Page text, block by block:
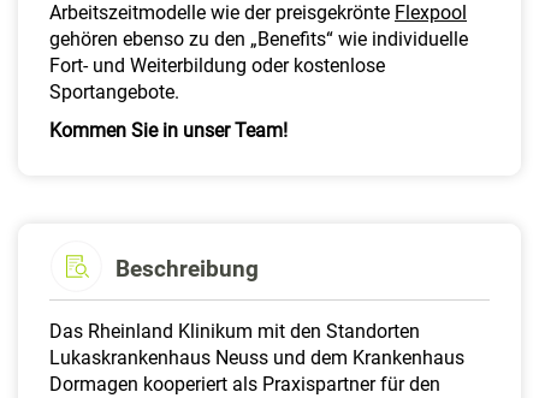
Arbeitszeitmodelle wie der preisgekrönte Flexpool
gehören ebenso zu den „Benefits“ wie individuelle
Fort- und Weiterbildung oder kostenlose
Sportangebote.
Kommen Sie in unser Team!
Beschreibung
Das Rheinland Klinikum mit den Standorten
Lukaskrankenhaus Neuss und dem Krankenhaus
Dormagen kooperiert als Praxispartner für den